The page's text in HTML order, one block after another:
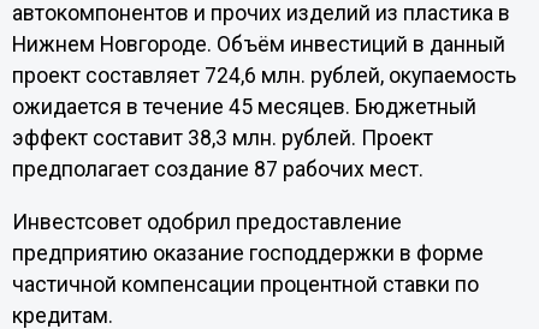
автокомпонентов и прочих изделий из пластика в
Нижнем Новгороде. Объём инвестиций в данный
проект составляет 724,6 млн. рублей, окупаемость
ожидается в течение 45 месяцев. Бюджетный
эффект составит 38,3 млн. рублей. Проект
предполагает создание 87 рабочих мест.
Инвестсовет одобрил предоставление
предприятию оказание господдержки в форме
частичной компенсации процентной ставки по
кредитам.